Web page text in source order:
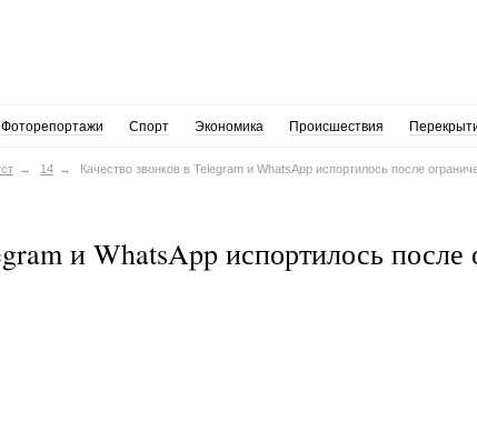
Фоторепортажи Спорт Экономика Происшествия
14 Качество звонков в Telegram и WhatsApp испортилось после
и WhatsApp испортилось после